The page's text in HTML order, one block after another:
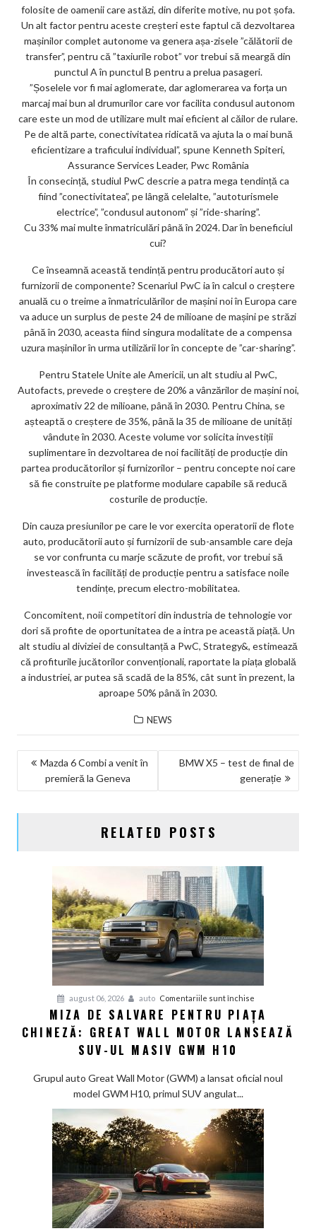
folosite de oamenii care astăzi, din diferite motive, nu pot șofa.
Un alt factor pentru aceste creșteri este faptul că dezvoltarea
mașinilor complet autonome va genera așa-zisele ”călătorii de
transfer”, pentru că ”taxiurile robot” vor trebui să meargă din
punctul A în punctul B pentru a prelua pasageri.
”Șoselele vor fi mai aglomerate, dar aglomerarea va forța un
marcaj mai bun al drumurilor care vor facilita condusul autonom
care este un mod de utilizare mult mai eficient al căilor de rulare.
Pe de altă parte, conectivitatea ridicată va ajuta la o mai bună
eficientizare a traficului individual”, spune Kenneth Spiteri,
Assurance Services Leader, Pwc România
În consecință, studiul PwC descrie a patra mega tendință ca
fiind ”conectivitatea”, pe lângă celelalte, ”autoturismele
electrice”, ”condusul autonom” și ”ride-sharing”.
Cu 33% mai multe înmatriculări până în 2024. Dar în beneficiul
cui?
Ce înseamnă această tendință pentru producători auto și
furnizorii de componente? Scenariul PwC ia în calcul o creștere
anuală cu o treime a înmatriculărilor de mașini noi în Europa care
va aduce un surplus de peste 24 de milioane de mașini pe străzi
până în 2030, aceasta fiind singura modalitate de a compensa
uzura mașinilor în urma utilizării lor în concepte de ”car-sharing”.
Pentru Statele Unite ale Americii, un alt studiu al PwC,
Autofacts, prevede o creștere de 20% a vânzărilor de mașini noi,
aproximativ 22 de milioane, până în 2030. Pentru China, se
așteaptă o creștere de 35%, până la 35 de milioane de unități
vândute în 2030. Aceste volume vor solicita investiții
suplimentare în dezvoltarea de noi facilități de producție din
partea producătorilor și furnizorilor – pentru concepte noi care
să fie construite pe platforme modulare capabile să reducă
costurile de producție.
Din cauza presiunilor pe care le vor exercita operatorii de flote
auto, producătorii auto și furnizorii de sub-ansamble care deja
se vor confrunta cu marje scăzute de profit, vor trebui să
investească în facilități de producție pentru a satisface noile
tendințe, precum electro-mobilitatea.
Concomitent, noii competitori din industria de tehnologie vor
dori să profite de oportunitatea de a intra pe această piață. Un
alt studiu al diviziei de consultanță a PwC, Strategy&, estimează
că profiturile jucătorilor convenționali, raportate la piața globală
a industriei, ar putea să scadă de la 85%, cât sunt în prezent, la
aproape 50% până în 2030.
NEWS
NAVIGARE
Mazda 6 Combi a venit în
premieră la Geneva
BMW X5 – test de final de
generație
RELATED POSTS
august 06, 2026 auto Comentariile sunt închise
Miza
de
piața
Wall
Motor
ul
masiv
GWM
MIZA DE SALVARE PENTRU PIAȚA
CHINEZĂ: GREAT WALL MOTOR LANSEAZĂ
SUV-UL MASIV GWM H10
Grupul auto Great Wall Motor (GWM) a lansat oficial noul
model GWM H10, primul SUV angulat...